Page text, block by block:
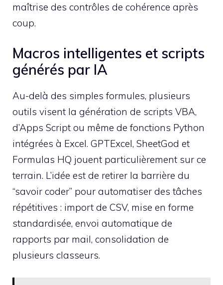
maîtrise des contrôles de cohérence après
coup.
Macros intelligentes et scripts
générés par IA
Au-delà des simples formules, plusieurs
outils visent la génération de scripts VBA,
d’Apps Script ou même de fonctions Python
intégrées à Excel. GPTExcel, SheetGod et
Formulas HQ jouent particulièrement sur ce
terrain. L’idée est de retirer la barrière du
“savoir coder” pour automatiser des tâches
répétitives : import de CSV, mise en forme
standardisée, envoi automatique de
rapports par mail, consolidation de
plusieurs classeurs.